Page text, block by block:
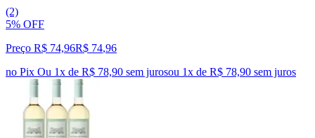
(2)
5% OFF
Preço R$ 74,96R$ 74,96
no Pix Ou 1x de R$ 78,90 sem jurosou 1x de R$ 78,90 sem juros